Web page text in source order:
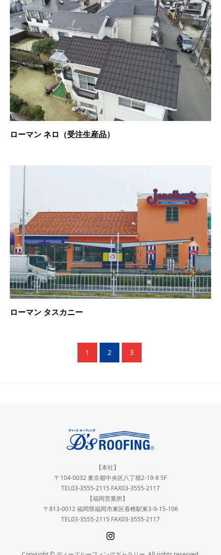
ローマン ネロ（受注生産品）
ローマン タスカニー
1 2 3
【本社】
〒104-0032 東京都中央区八丁堀2-19-8 5F
TEL03-3555-2115 FAX03-3555-2117
【福岡営業所】
〒813-0012 福岡県福岡市東区香椎駅東3-9-15-106
TEL03-3555-2115 FAX03-3555-2117